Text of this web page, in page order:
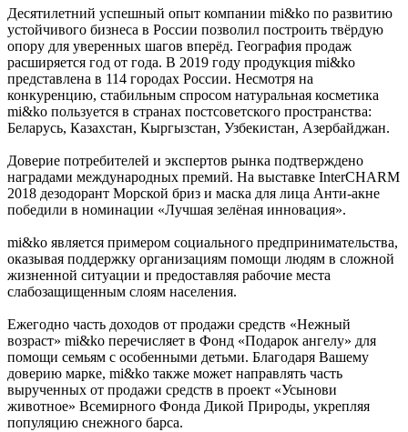
Десятилетний успешный опыт компании mi&ko по развитию
устойчивого бизнеса в России позволил построить твёрдую
опору для уверенных шагов вперёд. География продаж
расширяется год от года. В 2019 году продукция mi&ko
представлена в 114 городах России. Несмотря на
конкуренцию, стабильным спросом натуральная косметика
mi&ko пользуется в странах постсоветского пространства:
Беларусь, Казахстан, Кыргызстан, Узбекистан, Азербайджан.
Доверие потребителей и экспертов рынка подтверждено
наградами международных премий. На выставке InterCHARM
2018 дезодорант Морской бриз и маска для лица Анти-акне
победили в номинации «Лучшая зелёная инновация».
mi&ko является примером социального предпринимательства,
оказывая поддержку организациям помощи людям в сложной
жизненной ситуации и предоставляя рабочие места
слабозащищенным слоям населения.
Ежегодно часть доходов от продажи средств «Нежный
возраст» mi&ko перечисляет в Фонд «Подарок ангелу» для
помощи семьям с особенными детьми. Благодаря Вашему
доверию марке, mi&ko также может направлять часть
вырученных от продажи средств в проект «Усынови
животное» Всемирного Фонда Дикой Природы, укрепляя
популяцию снежного барса.